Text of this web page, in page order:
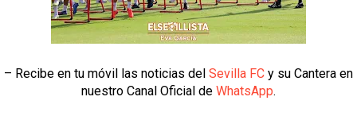
– Recibe en tu móvil las noticias del Sevilla FC y su Cantera en
nuestro Canal Oficial de WhatsApp.